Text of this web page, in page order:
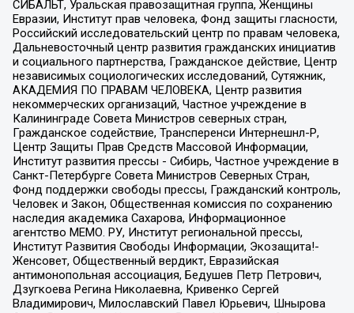
СИБАЛЬТ, Уральская правозащитная группа, Женщины
Евразии, Институт прав человека, Фонд защиты гласности,
Российский исследовательский центр по правам человека,
Дальневосточный центр развития гражданских инициатив
и социального партнерства, Гражданское действие, Центр
независимых социологических исследований, Сутяжник,
АКАДЕМИЯ ПО ПРАВАМ ЧЕЛОВЕКА, Центр развития
некоммерческих организаций, Частное учреждение в
Калининграде Совета Министров северных стран,
Гражданское содействие, Трансперенси Интернешнл-Р,
Центр Защиты Прав Средств Массовой Информации,
Институт развития прессы - Сибирь, Частное учреждение в
Санкт-Петербурге Совета Министров Северных Стран,
Фонд поддержки свободы прессы, Гражданский контроль,
Человек и Закон, Общественная комиссия по сохранению
наследия академика Сахарова, Информационное
агентство МЕМО. РУ, Институт региональной прессы,
Институт Развития Свободы Информации, Экозащита!-
Женсовет, Общественный вердикт, Евразийская
антимонопольная ассоциация, Бедушев Петр Петрович,
Дзугкоева Регина Николаевна, Кривенко Сергей
Владимирович, Милославский Павел Юрьевич, Шнырова